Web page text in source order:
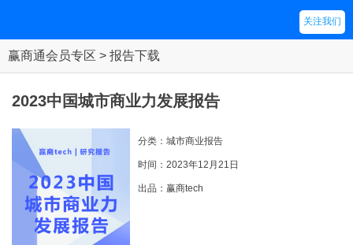
关注我们
赢商通会员专区 > 报告下载
2023中国城市商业力发展报告
分类：城市商业报告
时间：2023年12月21日
出品：赢商tech